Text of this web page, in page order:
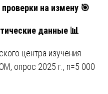
на измену 🎯
данные 📊
центра изучения
опрос 2025 г., n=5 000